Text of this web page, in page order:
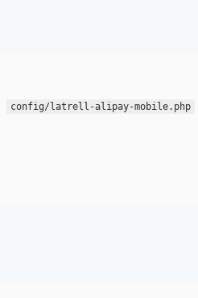
config/latrell-alipay-mobile.php